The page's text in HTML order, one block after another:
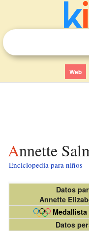
Web
Annette
Enciclopedia para niños
Datos
Annette
Datos